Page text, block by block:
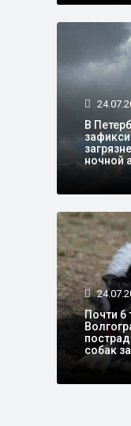
В
ночной
Почти 6
собак